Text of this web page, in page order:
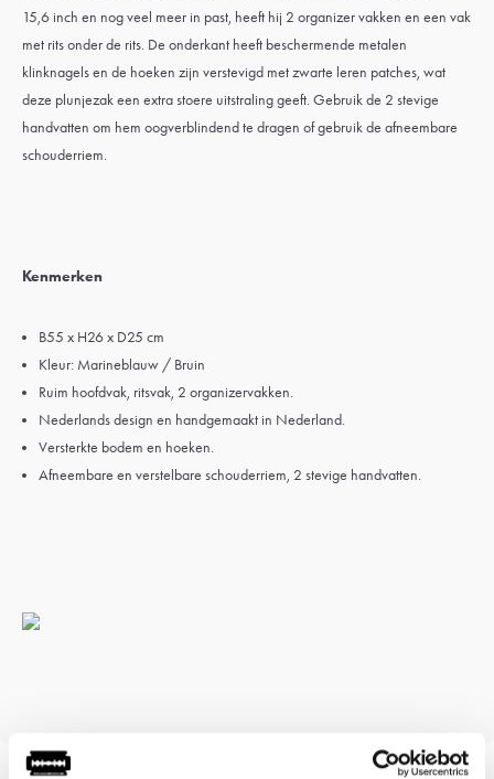
15,6 inch en nog veel meer in past, heeft hij 2 organizer vakken en een vak
met rits onder de rits. De onderkant heeft beschermende metalen
klinknagels en de hoeken zijn verstevigd met zwarte leren patches, wat
deze plunjezak een extra stoere uitstraling geeft. Gebruik de 2 stevige
handvatten om hem oogverblindend te dragen of gebruik de afneembare
schouderriem.
Kenmerken
B55 x H26 x D25 cm
Kleur: Marineblauw / Bruin
Ruim hoofdvak, ritsvak, 2 organizervakken.
Nederlands design en handgemaakt in Nederland.
Versterkte bodem en hoeken.
Afneembare en verstelbare schouderriem, 2 stevige handvatten.